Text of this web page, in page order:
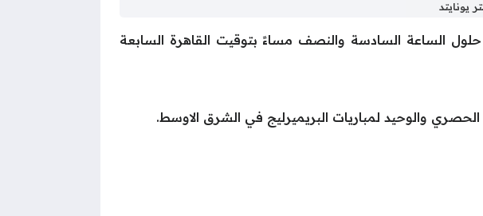
يونايتد
الساعة السادسة والنصف مساءً بتوقيت القاهرة السابعة